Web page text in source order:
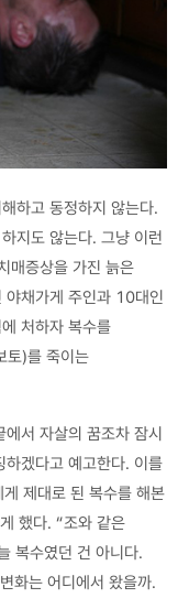
하고 동정하지 않는다.
지도 않는다. 그냥 이런
매증상을 가진 늙은
야채가게 주인과 10대인
처하자 복수를
토)를 죽이는
서 자살의 꿈조차 잠시
겠다고 예고한다. 이를
게 제대로 된 복수를 해본
했다. “조와 같은
복수였던 건 아니다.
화는 어디에서 왔을까.